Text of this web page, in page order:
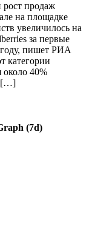
рост продаж
на площадке
увеличилось на
за первые
году, пишет РИА
категории
около 40%
[…]
(7d)